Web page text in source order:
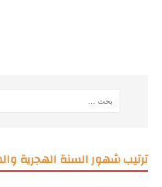
ترتيب شهور السنة الهجرية